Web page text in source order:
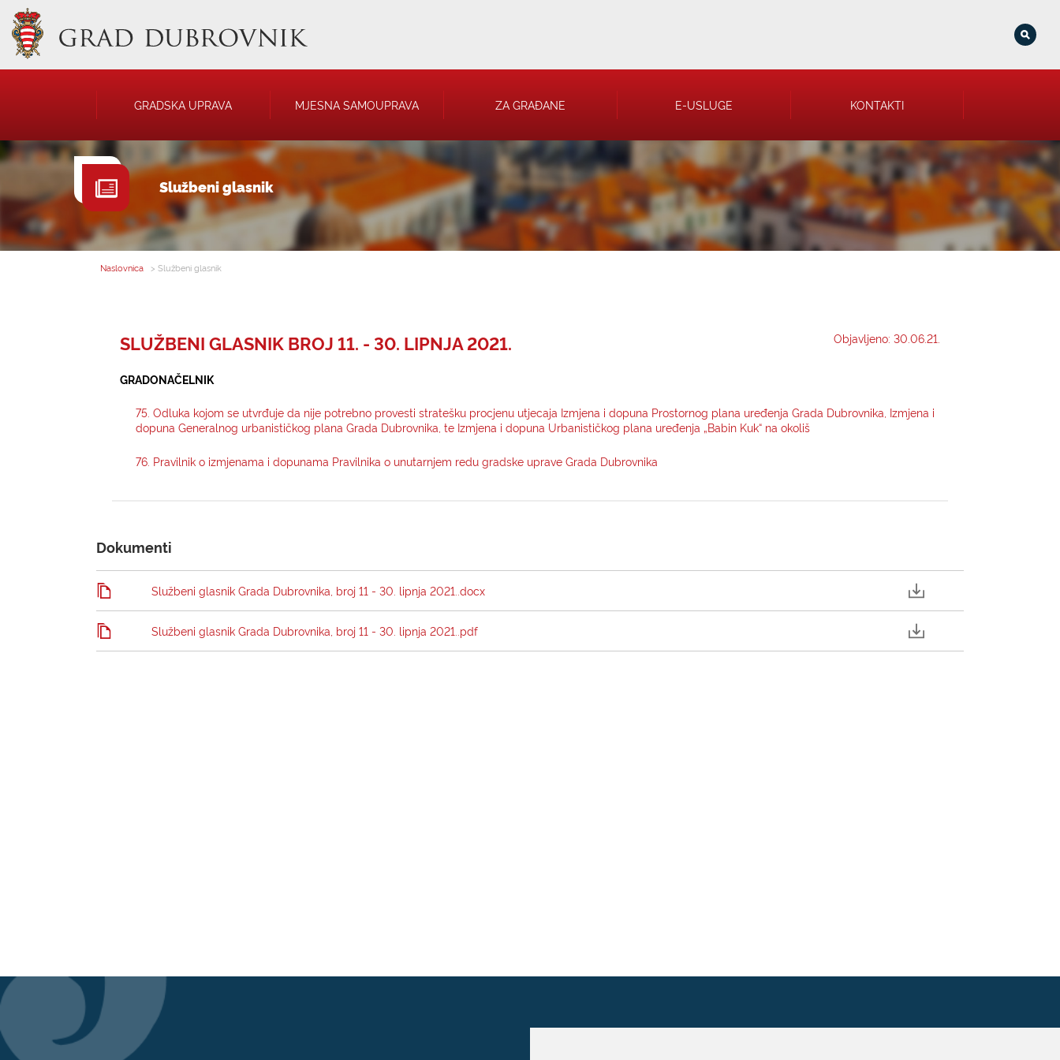
GRADSKA UPRAVA
GRADONAČELNIK
GRADSKO VIJEĆE
UPRAVNA TIJELA
SAVJET MLADIH
NATJEČAJI
JAVNA OBJAVA RJEŠENJA
USTANOVE
KOMUNALNA I TRGOVAČKA
MJESNA SAMOUPRAVA ZA GRAĐANE E-USLUGE KONTAKTI
Službeni glasnik
Naslovnica > Službeni glasnik
Objavljeno: 30.06.21.
SLUŽBENI GLASNIK BROJ 11. - 30. LIPNJA 2021.
GRADONAČELNIK
75. Odluka kojom se utvrđuje da nije potrebno provesti stratešku procjenu utjecaja Izmjena i dopuna Prostornog plana uređenja Grada Dubrovnika, Izmjena i
dopuna Generalnog urbanističkog plana Grada Dubrovnika, te Izmjena i dopuna Urbanističkog plana uređenja „Babin Kuk“ na okoliš
76. Pravilnik o izmjenama i dopunama Pravilnika o unutarnjem redu gradske uprave Grada Dubrovnika
Dokumenti
Službeni glasnik Grada Dubrovnika, broj 11 - 30. lipnja 2021..docx
Službeni glasnik Grada Dubrovnika, broj 11 - 30. lipnja 2021..pdf